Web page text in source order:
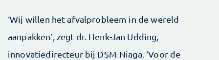
‘Wij willen het afvalprobleem in de wereld
aanpakken’, zegt dr. Henk-Jan Udding,
innovatiedirecteur bij DSM-Niaga. ‘Voor de